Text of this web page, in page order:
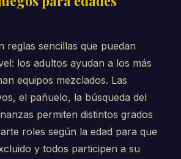
reglas sencillas que puedan
los adultos ayudan a los más
equipos mezclados. Las
el pañuelo, la búsqueda del
permiten distintos grados
roles según la edad para que
y todos participen a su